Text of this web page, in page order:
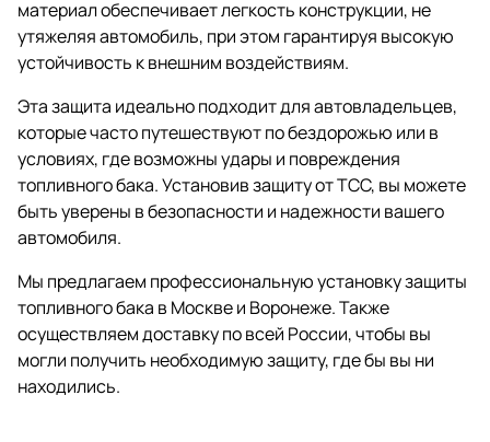
материал обеспечивает легкость конструкции, не
утяжеляя автомобиль, при этом гарантируя высокую
устойчивость к внешним воздействиям.
Эта защита идеально подходит для автовладельцев,
которые часто путешествуют по бездорожью или в
условиях, где возможны удары и повреждения
топливного бака. Установив защиту от ТСС, вы можете
быть уверены в безопасности и надежности вашего
автомобиля.
Мы предлагаем профессиональную установку защиты
топливного бака в Москве и Воронеже. Также
осуществляем доставку по всей России, чтобы вы
могли получить необходимую защиту, где бы вы ни
находились.